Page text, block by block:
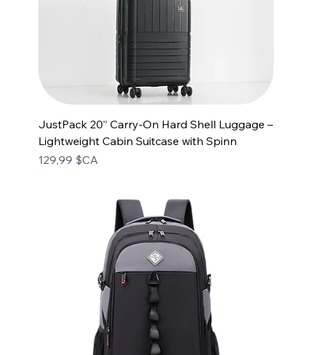
JustPack 20” Carry-On Hard Shell Luggage –
Lightweight Cabin Suitcase with Spinn
Prix
129,99 $CA